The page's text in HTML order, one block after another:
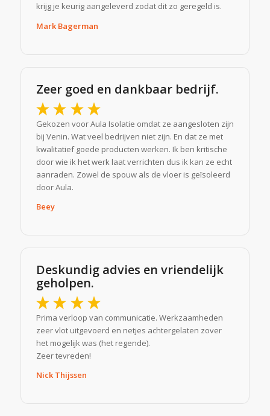
krijg je keurig aangeleverd zodat dit zo geregeld is.
Mark Bagerman
Zeer goed en dankbaar bedrijf.
Gekozen voor Aula Isolatie omdat ze aangesloten zijn
bij Venin. Wat veel bedrijven niet zijn. En dat ze met
kwalitatief goede producten werken. Ik ben kritische
door wie ik het werk laat verrichten dus ik kan ze echt
aanraden. Zowel de spouw als de vloer is geïsoleerd
door Aula.
Beey
Deskundig advies en vriendelijk
geholpen.
Prima verloop van communicatie. Werkzaamheden
zeer vlot uitgevoerd en netjes achtergelaten zover
het mogelijk was (het regende).
Zeer tevreden!
Nick Thijssen